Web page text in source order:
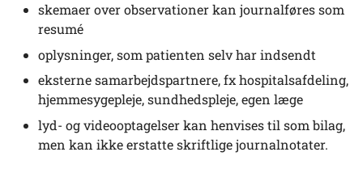
skemaer over observationer kan journalføres som
resumé
oplysninger, som patienten selv har indsendt
eksterne samarbejdspartnere, fx hospitalsafdeling,
hjemmesygepleje, sundhedspleje, egen læge
lyd- og videooptagelser kan henvises til som bilag,
men kan ikke erstatte skriftlige journalnotater.